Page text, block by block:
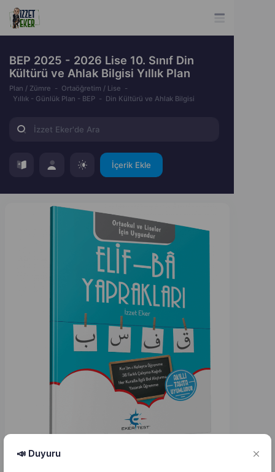
BEP 2025 - 2026 Lise 10. Sınıf Din
Kültürü ve Ahlak Bilgisi Yıllık Plan
Plan / Zümre
Ortaöğretim / Lise
Yıllık - Günlük Plan - BEP
Din Kültürü ve Ahlak Bilgisi
İçerik Ekle
📣 Duyuru